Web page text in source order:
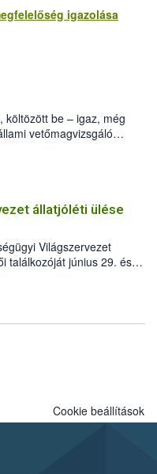
igazolása
költözött be – igaz, még
vetőmagvizsgáló
Czigler Győző által
állatjóléti ülése
Világszervezet
találkozóját június 29. és
Felelős
biztonsági
volt az európai
jólétének
Cookie beállítások